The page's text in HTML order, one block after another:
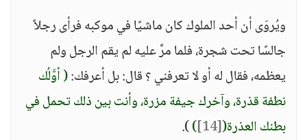
ويُروَى أن أحد الملوك كان ماشيًا في موكبه فرأى رجلاً
جالسًا تحت شجرة، فلما مرَّ عليه لم يقم الرجل ولم
يعظمه، فقال له أو لا تعرفني ؟ قال: بل أعرفك:( أوَّلُك
نطفة قذرة، وآخرك جيفة مزرة، وأنت بين ذلك تحمل في
بطنك العذرة([14]
)
).